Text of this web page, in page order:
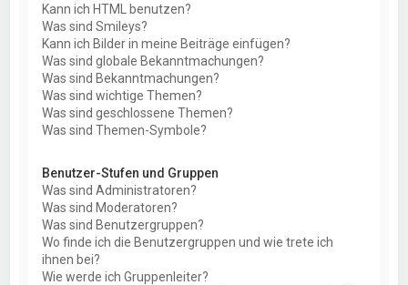
Kann ich HTML benutzen?
Was sind Smileys?
Kann ich Bilder in meine Beiträge einfügen?
Was sind globale Bekanntmachungen?
Was sind Bekanntmachungen?
Was sind wichtige Themen?
Was sind geschlossene Themen?
Was sind Themen-Symbole?
Benutzer-Stufen und Gruppen
Was sind Administratoren?
Was sind Moderatoren?
Was sind Benutzergruppen?
Wo finde ich die Benutzergruppen und wie trete ich
ihnen bei?
Wie werde ich Gruppenleiter?